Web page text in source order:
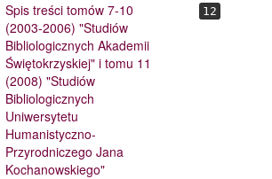
Spis treści tomów 7-10
(2003-2006) "Studiów
Bibliologicznych Akademii
Świętokrzyskiej" i tomu 11
(2008) "Studiów
Bibliologicznych
Uniwersytetu
Humanistyczno-
Przyrodniczego Jana
Kochanowskiego"
12